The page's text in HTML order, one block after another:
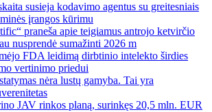
susieja kodavimo agentus su greitesniais
įrangos kūrimu
praneša apie teigiamus antrojo ketvirčio
nusprendė sumažinti 2026 m
FDA leidimą dirbtinio intelekto širdies
vertinimo priedui
nėra lustų gamyba. Tai yra
JAV rinkos planą, surinkęs 20,5 mln. EUR